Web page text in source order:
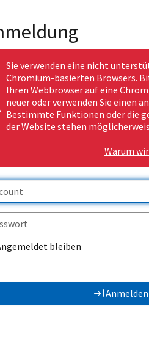
Sie verwenden eine nicht
Chromium-basierten Browsers.
Ihren Webbrowser auf eine
neuer oder verwenden Sie einen
Bestimmte Funktionen oder die
der Website stehen
Warum
bleiben
Anmelden